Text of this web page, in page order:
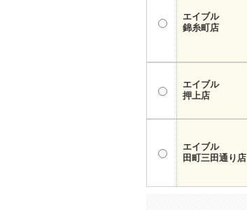
エイブル
錦糸町店
エイブル
押上店
エイブル
田町三田通り店